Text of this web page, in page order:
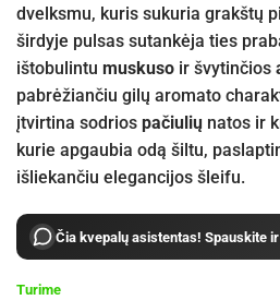
dvelksmu, kuris sukuria grakštų
širdyje pulsas sutankėja ties
ištobulintu muskuso ir švytinčios
pabrėžiančiu gilų aromato
įtvirtina sodrios pačiulių natos ir
kurie apgaubia odą šiltu,
išliekančiu elegancijos šleifu.
Čia kvepalų asistentas! Spauskite
Turime